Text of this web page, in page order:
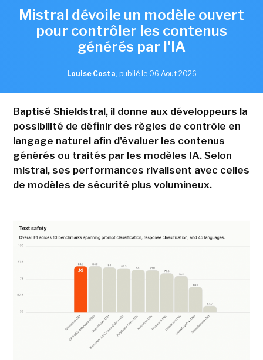
Mistral dévoile un modèle ouvert
pour contrôler les contenus
générés par l'IA
Louise Costa, publié le 06 Aout 2026
Baptisé Shieldstral, il donne aux développeurs la
possibilité de définir des règles de contrôle en
langage naturel afin d'évaluer les contenus
générés ou traités par les modèles IA. Selon
mistral, ses performances rivalisent avec celles
de modèles de sécurité plus volumineux.